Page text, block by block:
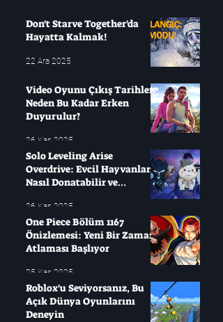
Don't Starve Together'da
Hayatta Kalmak!
22 Ara 2025
Video Oyunu Çıkış Tarihleri ​​
Neden Bu Kadar Erken
Duyurulur?
26 Kas 2025
Solo Leveling Arise
Overdrive: Evcil Hayvanları
Nasıl Donatabilir ve
26 Kas 2025
One Piece Bölüm 1167
Önizlemesi: Yeni Bir Zaman
Atlaması Başlıyor
25 Kas 2025
Roblox'u Seviyorsanız, Bu
Açık Dünya Oyunlarını
Deneyin